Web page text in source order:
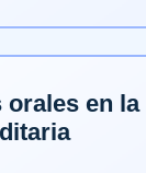
orales en la